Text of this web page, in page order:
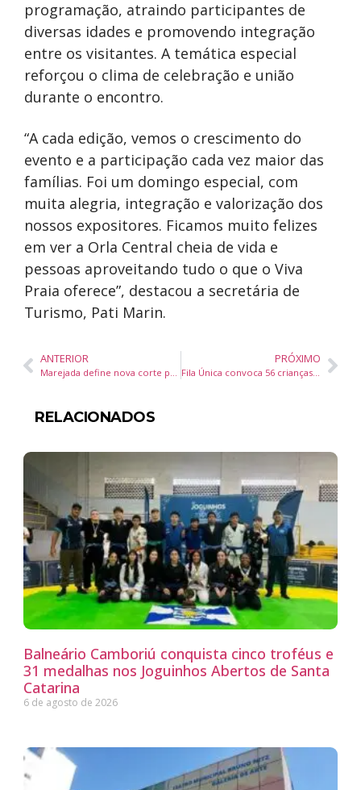
programação, atraindo participantes de
diversas idades e promovendo integração
entre os visitantes. A temática especial
reforçou o clima de celebração e união
durante o encontro.
“A cada edição, vemos o crescimento do
evento e a participação cada vez maior das
famílias. Foi um domingo especial, com
muita alegria, integração e valorização dos
nossos expositores. Ficamos muito felizes
em ver a Orla Central cheia de vida e
pessoas aproveitando tudo o que o Viva
Praia oferece”, destacou a secretária de
Turismo, Pati Marin.
ANTERIOR
Marejada define nova corte para a 37ª edição da maior festa portuguesa e do pescado do Brasil em Itajaí
PRÓXIMO
Fila Única convoca 56 crianças para vagas na Rede Municipal de Ensino de Balneário Camboriú
RELACIONADOS
Balneário Camboriú conquista cinco troféus e
31 medalhas nos Joguinhos Abertos de Santa
Catarina
6 de agosto de 2026